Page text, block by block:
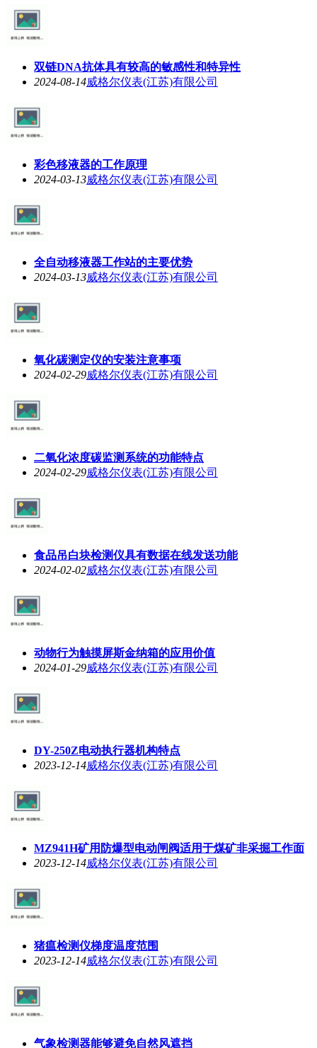
双链DNA抗体具有较高的敏感性和特异性
2024-08-14威格尔仪表(江苏)有限公司
彩色移液器的工作原理
2024-03-13威格尔仪表(江苏)有限公司
全自动移液器工作站的主要优势
2024-03-13威格尔仪表(江苏)有限公司
氧化碳测定仪的安装注意事项
2024-02-29威格尔仪表(江苏)有限公司
二氧化浓度碳监测系统的功能特点
2024-02-29威格尔仪表(江苏)有限公司
食品吊白块检测仪具有数据在线发送功能
2024-02-02威格尔仪表(江苏)有限公司
动物行为触摸屏斯金纳箱的应用价值
2024-01-29威格尔仪表(江苏)有限公司
DY-250Z电动执行器机构特点
2023-12-14威格尔仪表(江苏)有限公司
MZ941H矿用防爆型电动闸阀适用于煤矿非采掘工作面
2023-12-14威格尔仪表(江苏)有限公司
猪瘟检测仪梯度温度范围
2023-12-14威格尔仪表(江苏)有限公司
气象检测器能够避免自然风遮挡